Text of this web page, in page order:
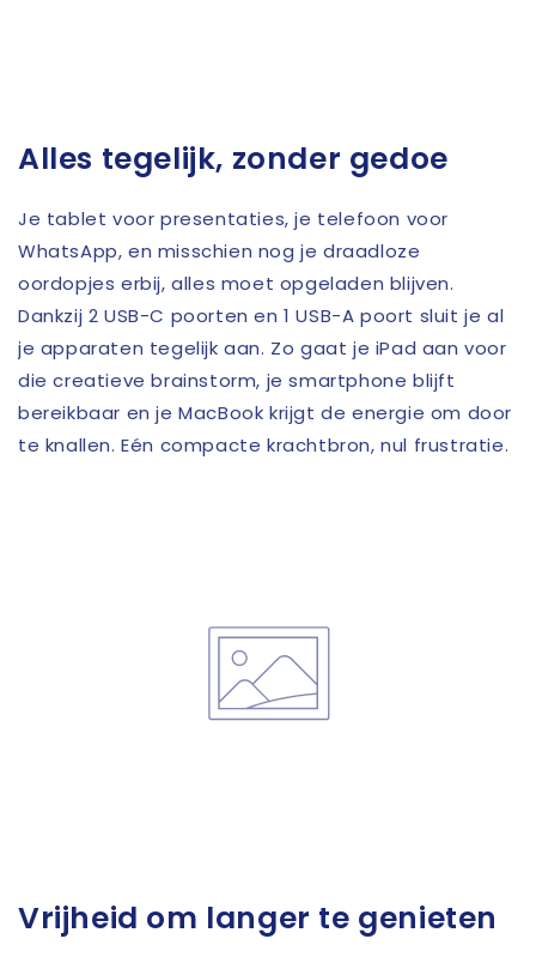
Alles tegelijk, zonder gedoe
Je tablet voor presentaties, je telefoon voor
WhatsApp, en misschien nog je draadloze
oordopjes erbij, alles moet opgeladen blijven.
Dankzij 2 USB-C poorten en 1 USB-A poort sluit je al
je apparaten tegelijk aan. Zo gaat je iPad aan voor
die creatieve brainstorm, je smartphone blijft
bereikbaar en je MacBook krijgt de energie om door
te knallen. Eén compacte krachtbron, nul frustratie.
Vrijheid om langer te genieten